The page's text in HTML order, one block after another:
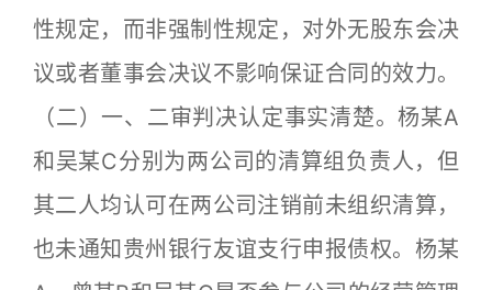
性规定，而非强制性规定，对外无股东会决
议或者董事会决议不影响保证合同的效力。
（二）一、二审判决认定事实清楚。杨某A
和吴某C分别为两公司的清算组负责人，但
其二人均认可在两公司注销前未组织清算，
也未通知贵州银行友谊支行申报债权。杨某